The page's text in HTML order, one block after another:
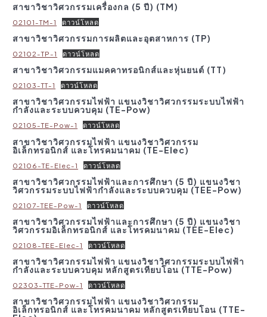
สาขาวิชาวิศวกรรมเครื่องกล (5 ปี) (TM)
02101-TM-1 ดาวน์โหลด
สาขาวิชาวิศวกรรมการผลิตและอุตสาหการ (TP)
02102-TP-1 ดาวน์โหลด
สาขาวิชาวิศวกรรมแมคคาทรอนิกส์และหุ่นยนต์ (TT)
02103-TT-1 ดาวน์โหลด
สาขาวิชาวิศวกรรมไฟฟ้า แขนงวิชาวิศวกรรมระบบไฟฟ้า
กำลังและระบบควบคุม (TE-Pow)
02105-TE-Pow-1 ดาวน์โหลด
สาขาวิชาวิศวกรรมไฟฟ้า แขนงวิชาวิศวกรรม
อิเล็กทรอนิกส์ และโทรคมนาคม (TE-Elec)
02106-TE-Elec-1 ดาวน์โหลด
สาขาวิชาวิศวกรรมไฟฟ้าและการศึกษา (5 ปี) แขนงวิชา
วิศวกรรมระบบไฟฟ้ากำลังและระบบควบคุม (TEE-Pow)
02107-TEE-Pow-1 ดาวน์โหลด
สาขาวิชาวิศวกรรมไฟฟ้าและการศึกษา (5 ปี) แขนงวิชา
วิศวกรรมอิเล็กทรอนิกส์ และโทรคมนาคม (TEE-Elec)
02108-TEE-Elec-1 ดาวน์โหลด
สาขาวิชาวิศวกรรมไฟฟ้า แขนงวิชาวิศวกรรมระบบไฟฟ้า
กำลังและระบบควบคุม หลักสูตรเทียบโอน (TTE-Pow)
02303-TTE-Pow-1 ดาวน์โหลด
สาขาวิชาวิศวกรรมไฟฟ้า แขนงวิชาวิศวกรรม
อิเล็กทรอนิกส์ และโทรคมนาคม หลักสูตรเทียบโอน (TTE-